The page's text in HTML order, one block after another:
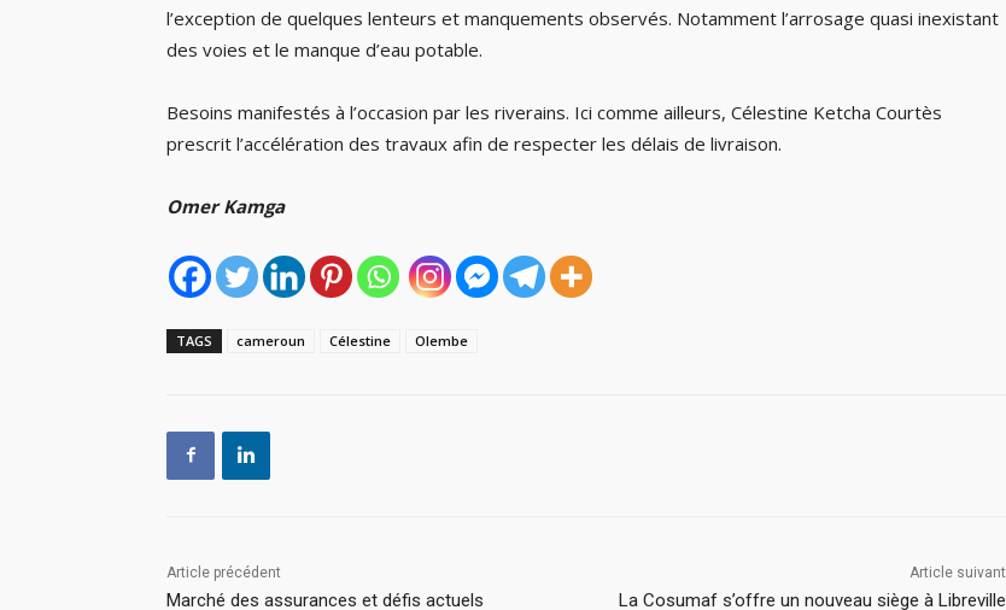
l’exception de quelques lenteurs et manquements observés. Notamment l’arrosage quasi inexistant
des voies et le manque d’eau potable.
Besoins manifestés à l’occasion par les riverains. Ici comme ailleurs, Célestine Ketcha Courtès
prescrit l’accélération des travaux afin de respecter les délais de livraison.
Omer Kamga
TAGS cameroun Célestine Olembe
Article précédent
Marché des assurances et défis actuels
Article suivant
La Cosumaf s’offre un nouveau siège à Libreville